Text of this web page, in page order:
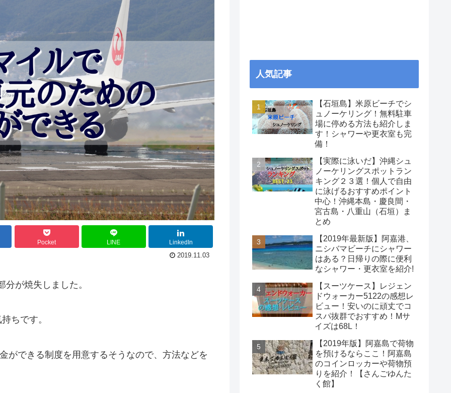
Pocket LINE
LinkedIn
2019.11.03
が焼失しました。
ちです。
ができる制度を用意するそうなので、方法などを
人気記事
【石垣島】米原ビーチでシ
ュノーケリング！無料駐車
場に停める方法も紹介しま
す！シャワーや更衣室も完
備！
【実際に泳いだ】沖縄シュ
ノーケリングスポットラン
キング２３選！個人で自由
に泳げるおすすめポイント
中心！沖縄本島・慶良間・
宮古島・八重山（石垣）ま
とめ
【2019年最新版】阿嘉港、
ニシバマビーチにシャワー
はある？日帰りの際に便利
なシャワー・更衣室を紹介!
【スーツケース】レジェン
ドウォーカー5122の感想レ
ビュー！安いのに頑丈でコ
スパ抜群でおすすめ！Mサ
イズは68L！
【2019年版】阿嘉島で荷物
を預けるならここ！阿嘉島
のコインロッカーや荷物預
りを紹介！【さんごゆんた
く館】